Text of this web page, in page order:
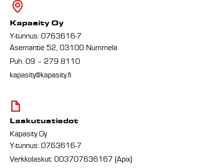
Kapasity Oy
Y-tunnus: 0763616-7
Asemantie 52, 03100 Nummela
Puh. 09 – 279 8110
kapasity@kapasity.fi
Laskutustiedot
Kapasity Oy
Y-tunnus: 0763616-7
Verkkolaskut: 003707636167 (Apix)